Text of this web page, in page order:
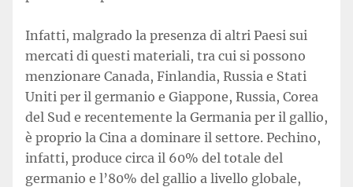
Infatti, malgrado la presenza di altri Paesi sui
mercati di questi materiali, tra cui si possono
menzionare Canada, Finlandia, Russia e Stati
Uniti per il germanio e Giappone, Russia, Corea
del Sud e recentemente la Germania per il gallio,
è proprio la Cina a dominare il settore. Pechino,
infatti, produce circa il 60% del totale del
germanio e l’80% del gallio a livello globale,